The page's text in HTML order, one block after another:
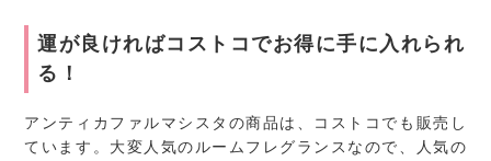
運が良ければコストコでお得に手に入れられ
る！
アンティカファルマシスタの商品は、コストコでも販売し
ています。大変人気のルームフレグランスなので、人気の